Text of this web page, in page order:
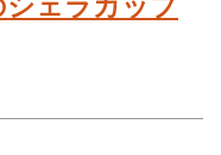
ェラカップ